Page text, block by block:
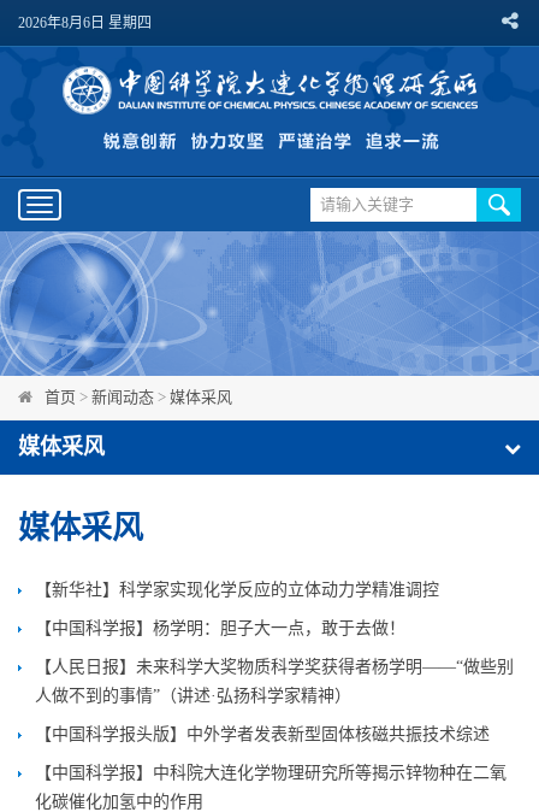
2026年8月6日 星期四
Toggle
navigation
首页 > 新闻动态 > 媒体采风
媒体采风
媒体采风
【新华社】科学家实现化学反应的立体动力学精准调控
【中国科学报】杨学明：胆子大一点，敢于去做！
【人民日报】未来科学大奖物质科学奖获得者杨学明——“做些别
人做不到的事情”（讲述·弘扬科学家精神）
【中国科学报头版】中外学者发表新型固体核磁共振技术综述
【中国科学报】中科院大连化学物理研究所等揭示锌物种在二氧
化碳催化加氢中的作用